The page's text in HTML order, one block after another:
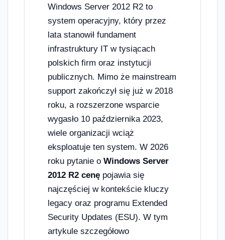
Windows Server 2012 R2 to
system operacyjny, który przez
lata stanowił fundament
infrastruktury IT w tysiącach
polskich firm oraz instytucji
publicznych. Mimo że mainstream
support zakończył się już w 2018
roku, a rozszerzone wsparcie
wygasło 10 października 2023,
wiele organizacji wciąż
eksploatuje ten system. W 2026
roku pytanie o Windows Server
2012 R2 cenę pojawia się
najczęściej w kontekście kluczy
legacy oraz programu Extended
Security Updates (ESU). W tym
artykule szczegółowo